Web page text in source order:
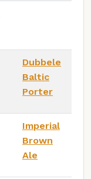
Dubbele
Baltic
Porter
Imperial
Brown
Ale